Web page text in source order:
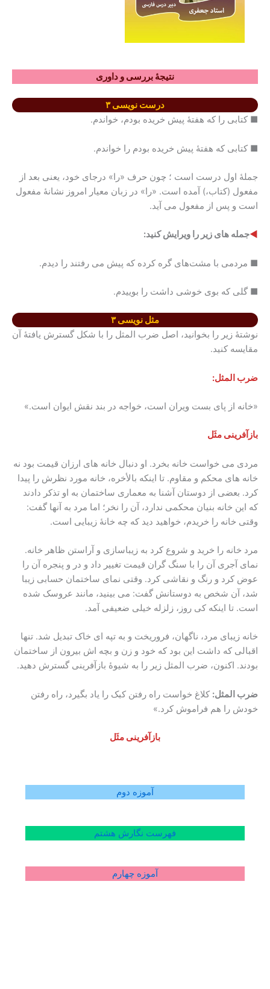
نتیجۀ بررسی و داوری
درست نویسی ۳
■ کتابی را که هفتۀ پیش خریده بودم، خواندم.
■ کتابی که هفتۀ پیش خریده بودم را خواندم.
جملۀ اول درست است ؛ چون حرف «را» درجای خود، یعنی بعد از
مفعول (کتاب،) آمده است. «را» در زبان معیار امروز نشانۀ مفعول
است و پس از مفعول می آید.
◄جمله های زیر را ویرایش کنید:
■ مردمی با مشت‌های گره کرده که پیش می رفتند را دیدم.
■ گلی که بوی خوشی داشت را بوییدم.
مثل نویسی ۳
نوشتۀ زیر را بخوانید، اصل ضرب المثل را با شکل گسترش یافتۀ آن
مقایسه کنید.
ضرب المثل:
«خانه از پای بست ویران است، خواجه در بند نقش ایوان است.»
بازآفرینی مثَل
مردی می خواست خانه بخرد. او دنبال خانه های ارزان قیمت بود نه
خانه های محکم و مقاوم. تا اینکه بالأخره، خانه مورد نظرش را پیدا
کرد. بعضی از دوستان آشنا به معماری ساختمان به او تذکر دادند
که این خانه بنیان محکمی ندارد، آن را نخر؛ اما مرد به آنها گفت:
وقتی خانه را خریدم، خواهید دید که چه خانۀ زیبایی است.
مرد خانه را خرید و شروع کرد به زیباسازی و آراستن ظاهر خانه.
نمای آجری آن را با سنگ گران قیمت تغییر داد و در و پنجره آن را
عوض کرد و رنگ و نقاشی کرد. وقتی نمای ساختمان حسابی زیبا
شد، آن شخص به دوستانش گفت: می بینید، مانند عروسک شده
است. تا اینکه کی روز، زلزله خیلی ضعیفی آمد.
خانه زیبای مرد، ناگهان، فروریخت و به تپه ای خاک تبدیل شد. تنها
اقبالی که داشت این بود که خود و زن و بچه اش بیرون از ساختمان
بودند. اکنون، ضرب المثل زیر را به شیوۀ بازآفرینی گسترش دهید.
ضرب المثل: کلاغ خواست راه رفتن کبک را یاد بگیرد، راه رفتن
خودش را هم فراموش کرد.»
بازآفرینی مثَل
آموزه دوم
فهرست نگارش هشتم
آموزه چهارم